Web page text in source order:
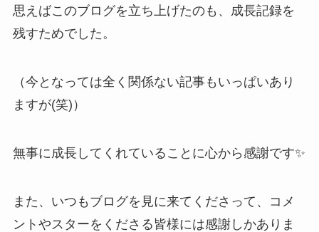
思えばこのブログを立ち上げたのも、成長記録を
残すためでした。
（今となっては全く関係ない記事もいっぱいあり
ますが(笑)）
無事に成長してくれていることに心から感謝です✨
また、いつもブログを見に来てくださって、コメ
ントやスターをくださる皆様には感謝しかありま